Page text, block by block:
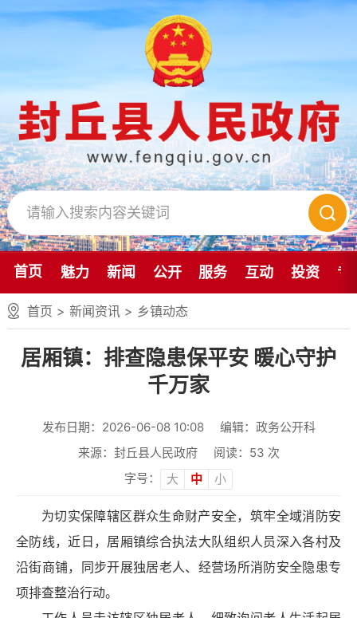
首页 魅力 新闻 公开 服务 互动 投资 专
首页 > 新闻资讯 > 乡镇动态
居厢镇：排查隐患保平安 暖心守护
千万家
发布日期：2026-06-08 10:08
编辑：政务公开科
来源：封丘县人民政府
阅读： 53 次
字号：
大 中 小
为切实保障辖区群众生命财产安全，筑牢全域消防安
全防线，近日，居厢镇综合执法大队组织人员深入各村及
沿街商铺，同步开展独居老人、经营场所消防安全隐患专
项排查整治行动。